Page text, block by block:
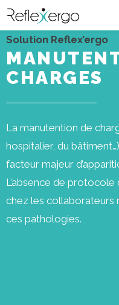
Solution Reflex’ergo
CHARGES
La manutention de
hospitalier, du
facteur majeur
L’absence de
chez les collaborateurs
ces pathologies.